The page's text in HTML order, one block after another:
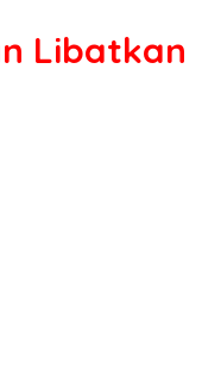
Libatkan